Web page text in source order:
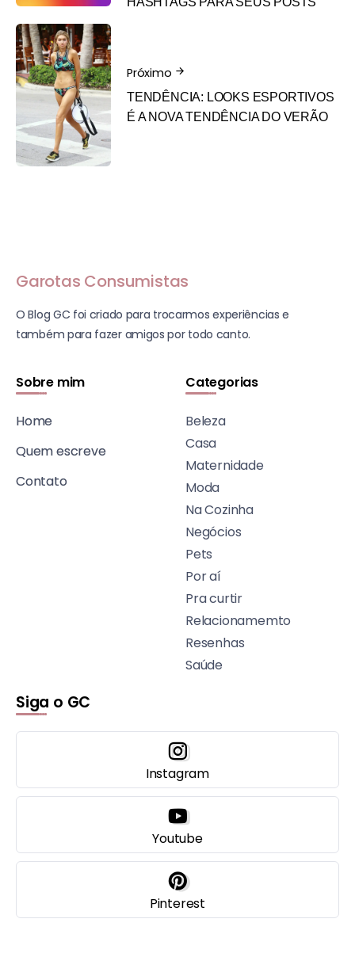
Próximo
TENDÊNCIA: LOOKS ESPORTIVOS
É A NOVA TENDÊNCIA DO VERÃO
Garotas Consumistas
O Blog GC foi criado para trocarmos experiências e
também para fazer amigos por todo canto.
Sobre mim
Home
Quem escreve
Contato
Categorias
Beleza
Casa
Maternidade
Moda
Na Cozinha
Negócios
Pets
Por aí
Pra curtir
Relacionamemto
Resenhas
Saúde
Siga o GC
Instagram
Youtube
Pinterest